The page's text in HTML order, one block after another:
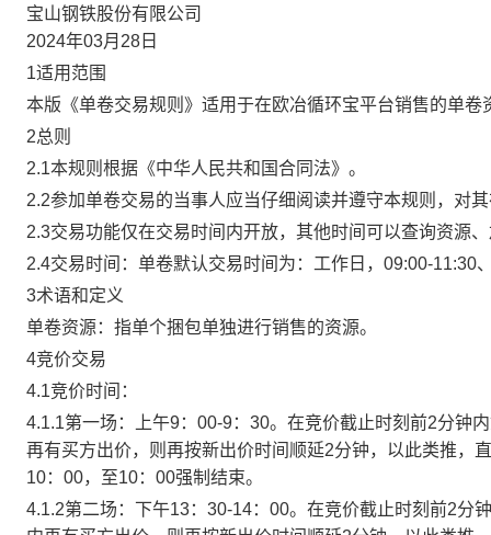
宝山钢铁股份有限公司
2024年03月28日
1适用范围
本版《单卷交易规则》适用于在欧冶循环宝平台销售的单卷
2总则
2.1本规则根据《中华人民共和国合同法》。
2.2参加单卷交易的当事人应当仔细阅读并遵守本规则，对
2.3交易功能仅在交易时间内开放，其他时间可以查询资源
2.4交易时间：单卷默认交易时间为：工作日，09:00-11:30
3术语和定义
单卷资源：指单个捆包单独进行销售的资源。
4竞价交易
4.1竞价时间：
4.1.1第一场：上午9：00-9：30。在竞价截止时刻前2分钟
再有买方出价，则再按新出价时间顺延2分钟，以此类推，
10：00，至10：00强制结束。
4.1.2第二场：下午13：30-14：00。在竞价截止时刻前2分